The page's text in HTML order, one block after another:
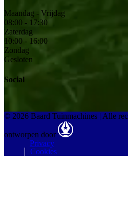
Maandag - Vrijdag
08:00 - 17:30
Zaterdag
10:00 - 16:00
Zondag
Gesloten
Social
© 2026 Baard Tuinmachines | Alle
ontworpen door
Privacy
Cookies